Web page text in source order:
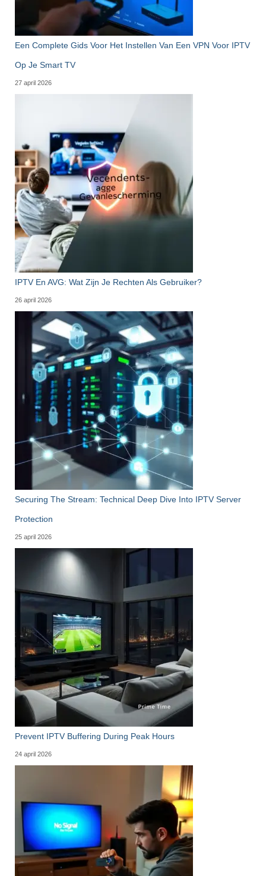
Een Complete Gids Voor Het Instellen Van Een VPN Voor IPTV
Op Je Smart TV
27 april 2026
IPTV En AVG: Wat Zijn Je Rechten Als Gebruiker?
26 april 2026
Securing The Stream: Technical Deep Dive Into IPTV Server
Protection
25 april 2026
Prevent IPTV Buffering During Peak Hours
24 april 2026